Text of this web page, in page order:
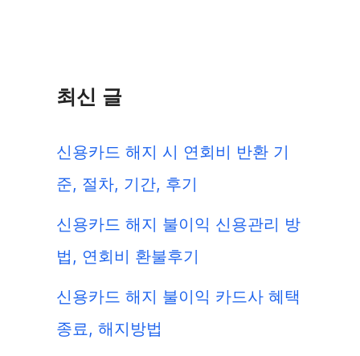
최신 글
신용카드 해지 시 연회비 반환 기
준, 절차, 기간, 후기
신용카드 해지 불이익 신용관리 방
법, 연회비 환불후기
신용카드 해지 불이익 카드사 혜택
종료, 해지방법